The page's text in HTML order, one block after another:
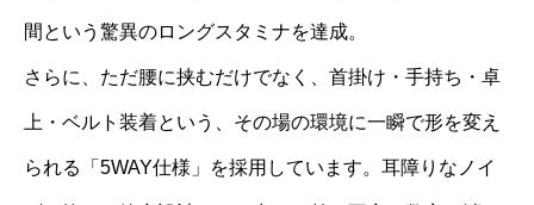
間という驚異のロングスタミナを達成。
さらに、ただ腰に挟むだけでなく、首掛け・手持ち・卓
上・ベルト装着という、その場の環境に一瞬で形を変え
られる「5WAY仕様」を採用しています。耳障りなノイ